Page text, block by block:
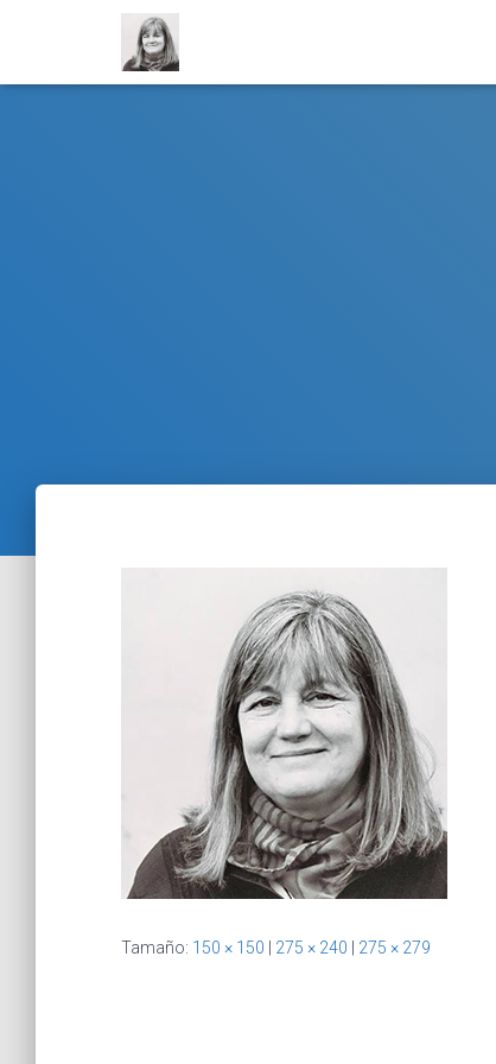
Tamaño: 150 × 150 275 × 240 275 × 279